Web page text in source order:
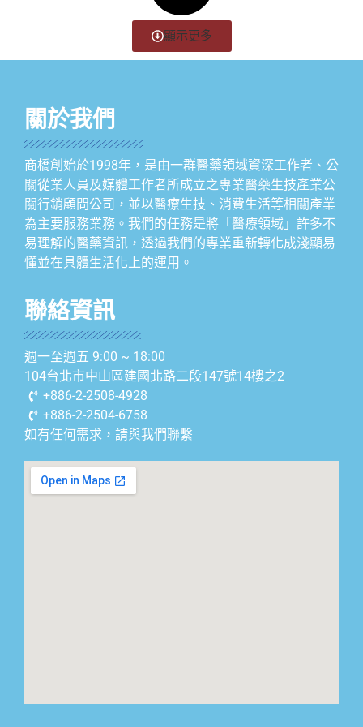
顯示更多
關於我們
商橋創始於1998年，是由一群醫藥領域資深工作者、公
關從業人員及媒體工作者所成立之專業醫藥生技產業公
關行銷顧問公司，並以醫療生技、消費生活等相關產業
為主要服務業務。我們的任務是將「醫療領域」許多不
易理解的醫藥資訊，透過我們的專業重新轉化成淺顯易
懂並在具體生活化上的運用。
聯絡資訊
週一至週五 9:00 ~ 18:00
104台北市中山區建國北路二段147號14樓之2
+886-2-2508-4928
+886-2-2504-6758
如有任何需求，請與我們聯繫